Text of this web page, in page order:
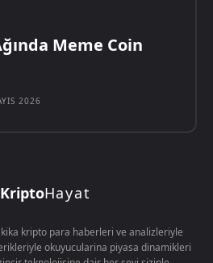
Meme Coin
2026
KriptoHayat
kripto para haberleri ve analizleriyle
okuyucularina piyasa dinamikleri